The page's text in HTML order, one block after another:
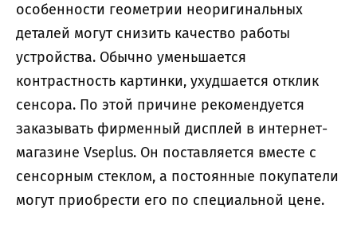
особенности геометрии неоригинальных
деталей могут снизить качество работы
устройства. Обычно уменьшается
контрастность картинки, ухудшается отклик
сенсора. По этой причине рекомендуется
заказывать фирменный дисплей в интернет-
магазине Vseplus. Он поставляется вместе с
сенсорным стеклом, а постоянные покупатели
могут приобрести его по специальной цене.